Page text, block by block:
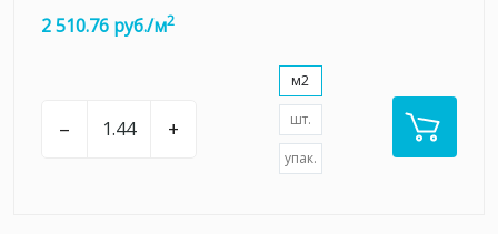
2 510.76 руб./м2
– +
м2
шт.
упак.